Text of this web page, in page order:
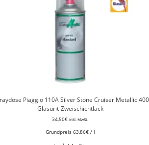
Piaggio 110A Silver Stone Cruiser Metallic
Glasurit-Zweischichtlack
34,50€ inkl. MwSt.
Grundpreis 63,86€/ l